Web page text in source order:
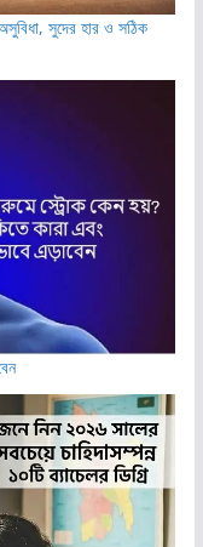
সুদের হার ও সঠিক